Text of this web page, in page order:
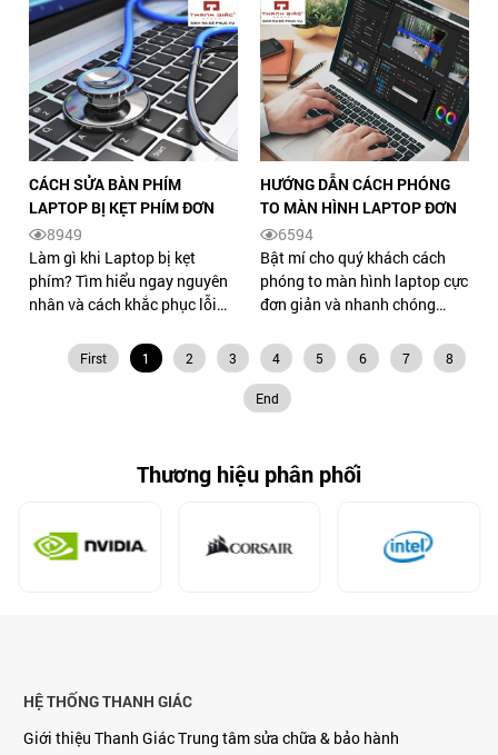
phục lỗi chuột cảm ứng
laptop bị đơn qua bài viết
dưới đây.
nhân và cách khắc phục khi
bàn phím máy tính bị khóa.
CÁCH SỬA BÀN PHÍM
LAPTOP BỊ KẸT PHÍM ĐƠN
GIẢN, NHANH NHẤT
8949
Làm gì khi Laptop bị kẹt
phím? Tìm hiểu ngay nguyên
nhân và cách khắc phục lỗi
nhanh chóng cùng Thanh
Giác nhé.
HƯỚNG DẪN CÁCH PHÓNG
TO MÀN HÌNH LAPTOP ĐƠN
GIẢN NHẤT
6594
Bật mí cho quý khách cách
phóng to màn hình laptop cực
đơn giản và nhanh chóng
dưới đây. Click xem ngay nhé.
First 1 2 3 4 5 6 7 8
End
Thương hiệu phân phối
HỆ THỐNG THANH GIÁC
Giới thiệu Thanh GiácTrung tâm sửa chữa & bảo hành